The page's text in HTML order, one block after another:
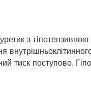
з
тиск поступово.